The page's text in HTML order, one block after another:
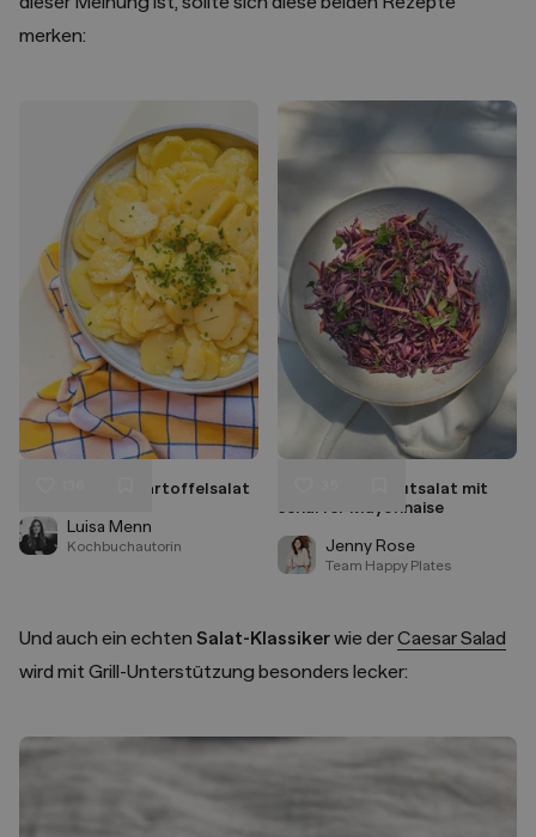
merken:
Schwäbischer Kartoffelsalat
Luisa Menn
Kochbuchautorin
Speichern
Asiatischer Krautsalat mit
scharfer Mayonnaise
Jenny Rose
Team Happy Plates
Und auch ein echten Salat-Klassikerwie derCaesar Salad
wird mit Grill-Unterstützung besonders lecker: